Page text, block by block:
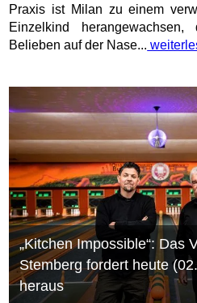
Praxis ist Milan zu einem
Einzelkind
Belieben auf der Nase...
„Kitchen Impossible“: Das
Stemberg fordert heute
heraus